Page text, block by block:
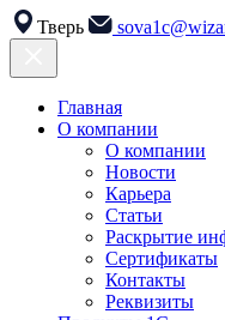
Тверь
Главная
О компании
О компании
Новости
Карьера
Статьи
Раскрытие
Сертификаты
Контакты
Реквизиты